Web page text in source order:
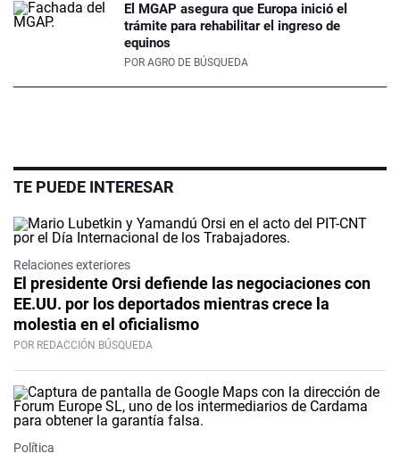
El MGAP asegura que Europa inició el
trámite para rehabilitar el ingreso de
equinos
POR AGRO DE BÚSQUEDA
TE PUEDE INTERESAR
Relaciones exteriores
El presidente Orsi defiende las negociaciones con
EE.UU. por los deportados mientras crece la
molestia en el oficialismo
POR REDACCIÓN BÚSQUEDA
Política